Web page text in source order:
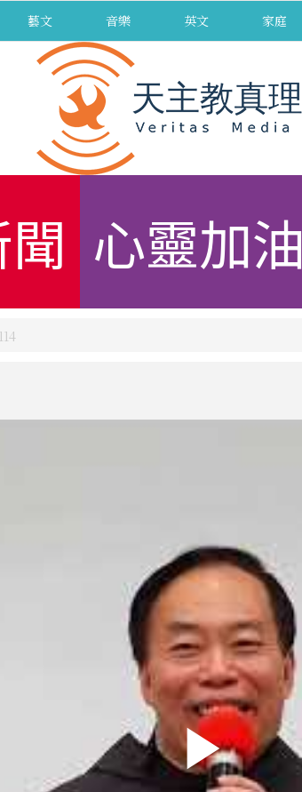
藝文 音樂 英文 家庭
心靈加油